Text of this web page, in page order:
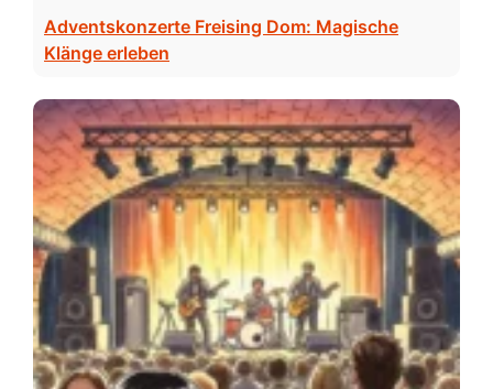
Adventskonzerte Freising Dom: Magische
Klänge erleben